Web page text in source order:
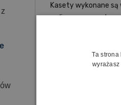
Kasety wykonane
radiowe oraz
Użytkownik może
1.33 NTSC PAL 4:3
1.66 Panoramiczny -
Ta